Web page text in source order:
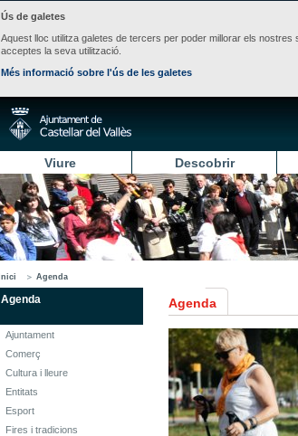
Ús de galetes
Aquest lloc utilitza galetes de tercers per poder millorar els
acceptes la seva utilització.
Més informació sobre l'ús de les galetes
Viure Descobrir
Inici Agenda
Agenda
Ajuntament
Comerç
Cultura i lleure
Entitats
Esport
Fires i tradicions
Agenda